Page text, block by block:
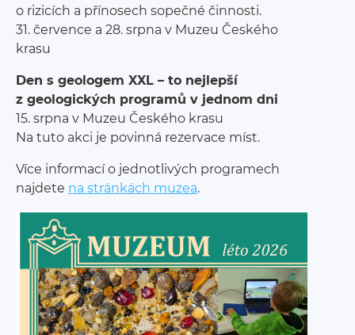
o rizicích a přínosech sopečné činnosti.
31. července a 28. srpna v Muzeu Českého
krasu
Den s geologem XXL – to nejlepší
z geologických programů v jednom dni
15. srpna v Muzeu Českého krasu
Na tuto akci je povinná rezervace míst.
Více informací o jednotlivých programech
najdete na stránkách muzea.